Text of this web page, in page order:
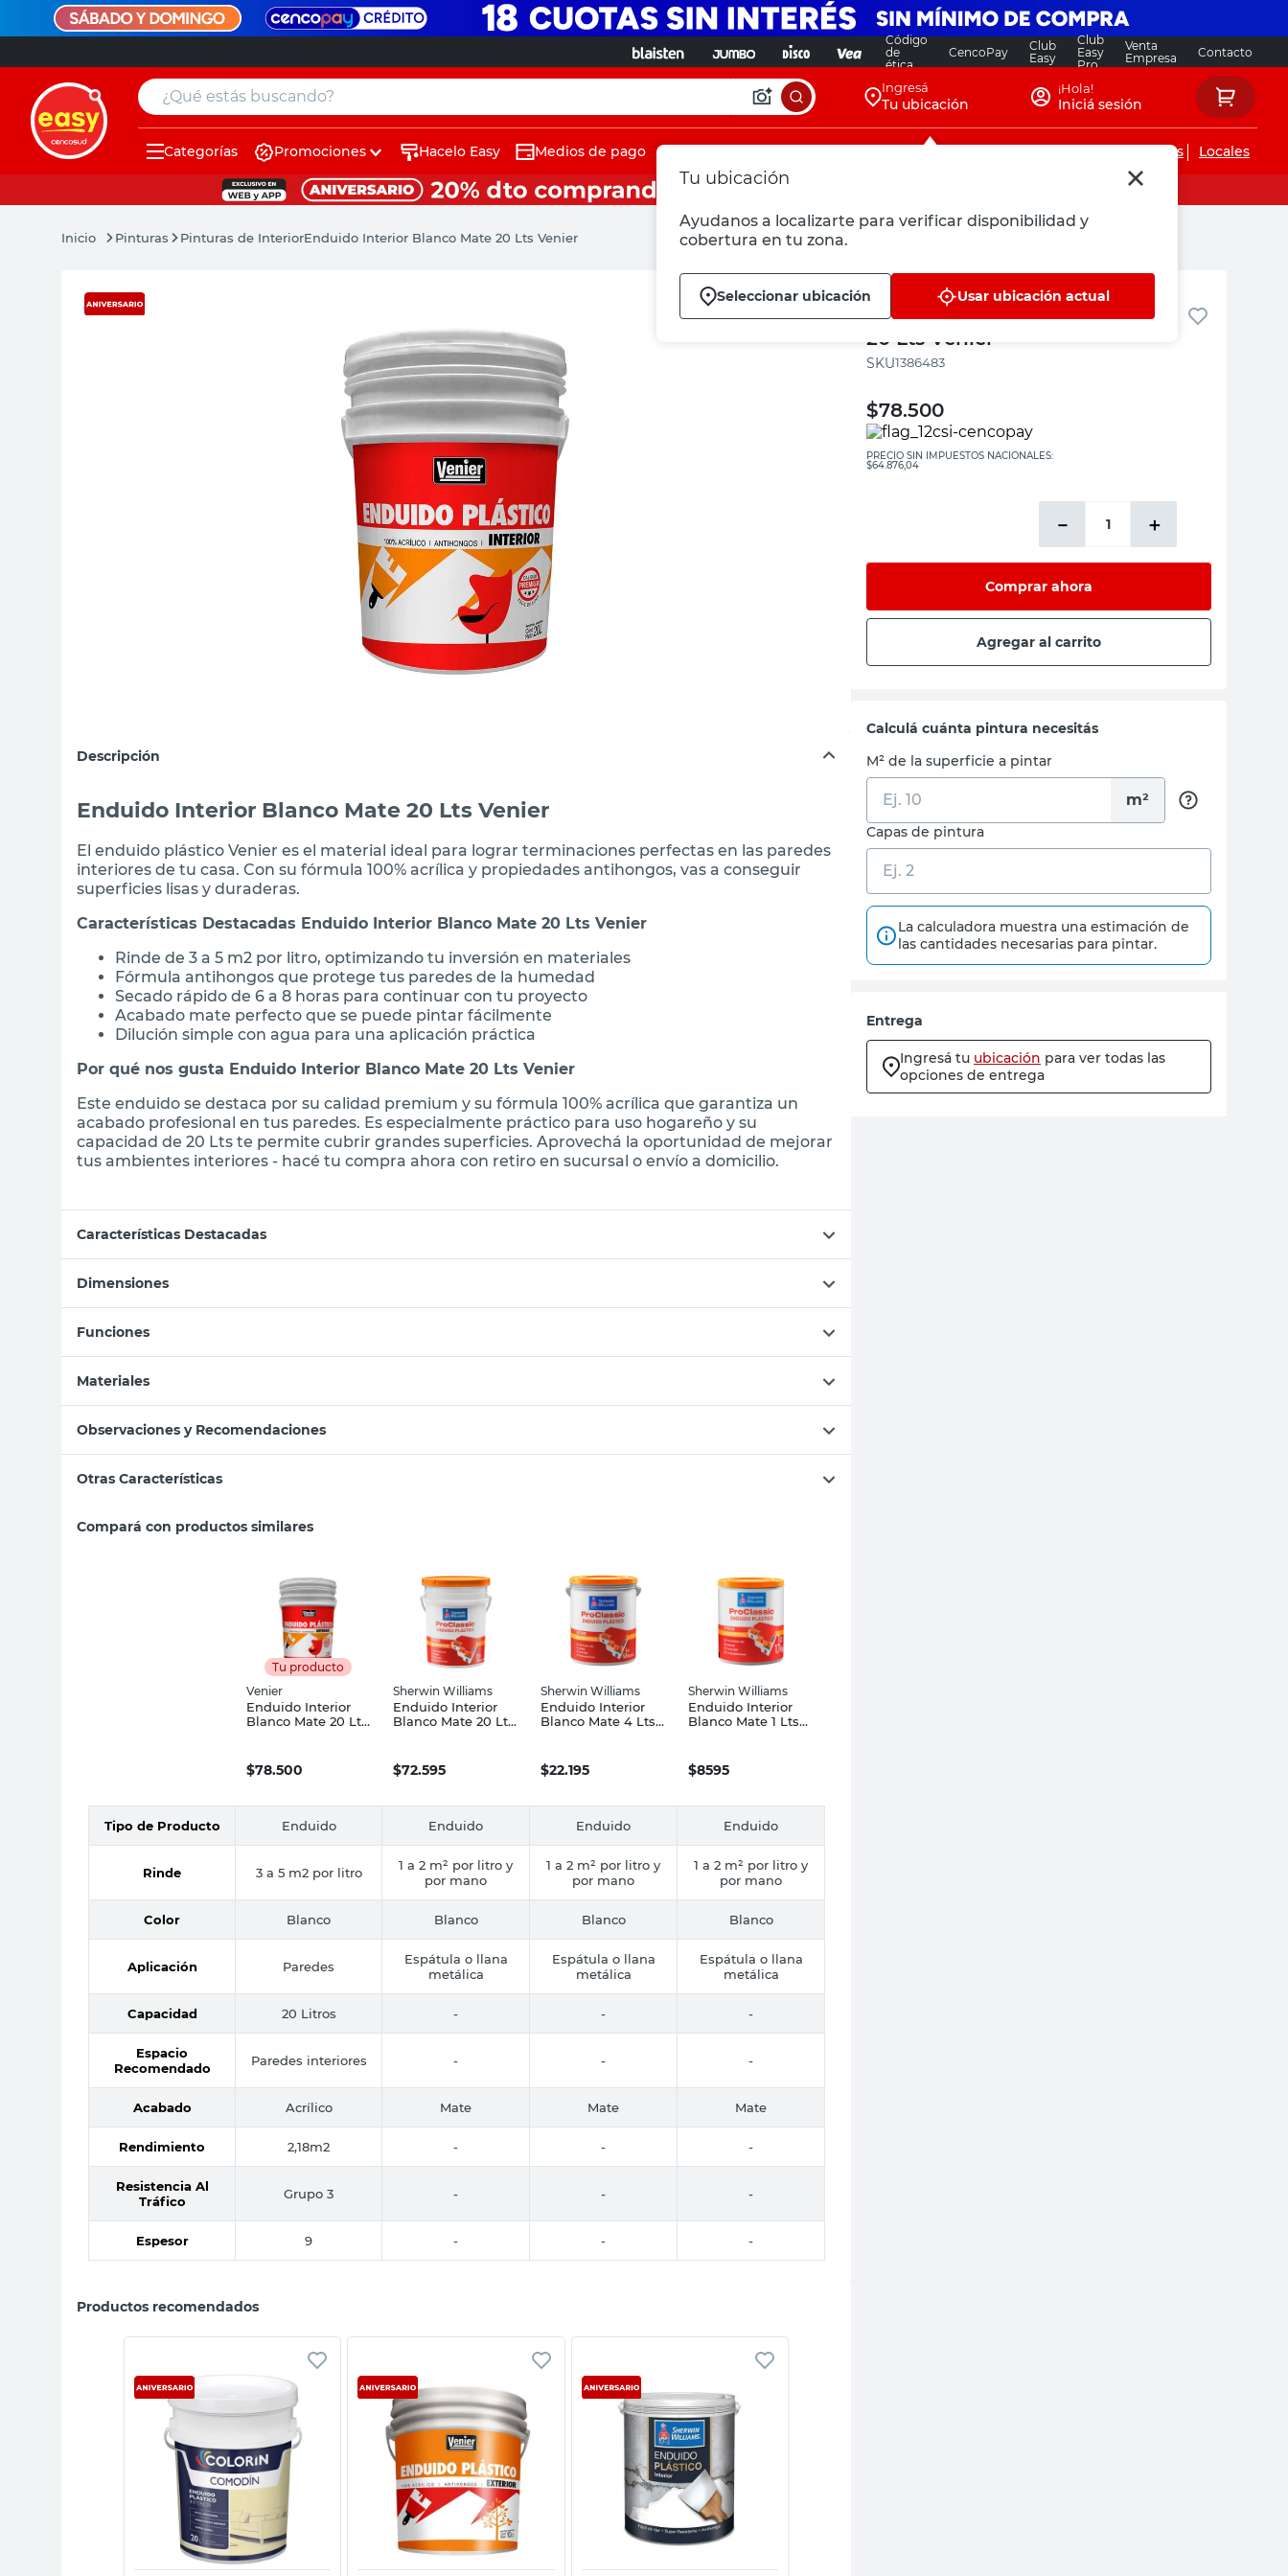
Código
de
ética
CencoPay
Club
Easy
Club
Easy
Pro
Venta
Empresa
Contacto
¿Qué estás buscando? Ingresá
Tu ubicación
Tu ubicación
Ayudanos a localizarte para verificar disponibilidad y
cobertura en tu zona.
Seleccionar ubicación Usar ubicación actual
¡Hola!
Iniciá sesión
Categorías Promociones Hacelo Easy Medios de pago Servicios de instalaciones Locales
Pinturas Pinturas de InteriorEnduido Interior Blanco Mate 20 Lts Venier
Descripción
Enduido Interior Blanco Mate 20 Lts Venier
El enduido plástico Venier es el material ideal para lograr terminaciones perfectas en las paredes
interiores de tu casa. Con su fórmula 100% acrílica y propiedades antihongos, vas a conseguir
superficies lisas y duraderas.
Características Destacadas Enduido Interior Blanco Mate 20 Lts Venier
Rinde de 3 a 5 m2 por litro, optimizando tu inversión en materiales
Fórmula antihongos que protege tus paredes de la humedad
Secado rápido de 6 a 8 horas para continuar con tu proyecto
Acabado mate perfecto que se puede pintar fácilmente
Dilución simple con agua para una aplicación práctica
Por qué nos gusta Enduido Interior Blanco Mate 20 Lts Venier
Este enduido se destaca por su calidad premium y su fórmula 100% acrílica que garantiza un
acabado profesional en tus paredes. Es especialmente práctico para uso hogareño y su
capacidad de 20 Lts te permite cubrir grandes superficies. Aprovechá la oportunidad de mejorar
tus ambientes interiores - hacé tu compra ahora con retiro en sucursal o envío a domicilio.
Características Destacadas
Dimensiones
Funciones
Materiales
Observaciones y Recomendaciones
Otras Características
Compará con productos similares
Tu producto
Venier
Enduido Interior
Blanco Mate 20 Lts
$78.500
Sherwin Williams
Enduido Interior
Blanco Mate 20 Lts
$72.595
Sherwin Williams
Enduido Interior
Blanco Mate 4 Lts
$22.195
Sherwin Williams
Enduido Interior
Blanco Mate 1 Lts
$8595
Tipo de Producto Enduido Enduido Enduido Enduido
Rinde 3 a 5 m2 por litro
1 a 2 m² por litro y
por mano
1 a 2 m² por litro y
por mano
1 a 2 m² por litro y
por mano
Color Blanco Blanco Blanco Blanco
Aplicación Paredes
Espátula o llana
metálica
Espátula o llana
metálica
Espátula o llana
metálica
Capacidad 20 Litros - - -
Espacio
Recomendado
Paredes interiores - - -
Acabado Acrílico Mate Mate Mate
Rendimiento 2,18m2 - - -
Resistencia Al
Tráfico
Grupo 3 - - -
Espesor 9 - - -
Productos recomendados
Vista rápida Vista rápida Vista rápida
Venier
Enduido Interior Blanco Mate
20 Lts Venier
:1386483
$78.500
PRECIO SIN IMPUESTOS NACIONALES:
$64.876,04
＋
－
Comprar ahora
Agregar al carrito
Calculá cuánta pintura necesitás
M² de la superficie a pintar
m²
Capas de pintura
La calculadora muestra una estimación de
las cantidades necesarias para pintar.
Entrega
Ingresá tu ubicación para ver todas las
opciones de entrega
muebles